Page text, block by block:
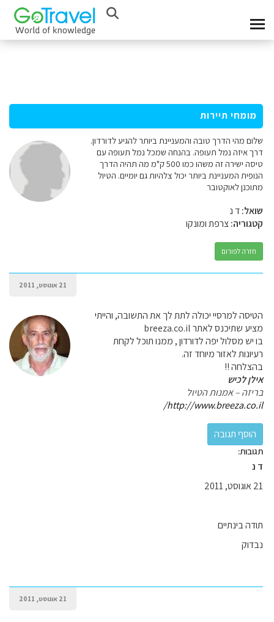
מומחי תיירות
שלום מהי הדרך טובה והמעניינת ביותר להגיע לדורדון.
דרך איזה נמל תעופה. בהנחה שמכל נמל תעופה עם
טיסה ישירה זה משהו כמו 500 ק"מ מה תהיה הדרך
הנופית המעניינת ביותר יכול צלהיות גם יומיים. הטיול
מתוכנן לאוקטובר
שואל:ד נ
קטגוריה:צרפת ומונקו
חזרה לפורום
21 אוגוסט, 2011
הטיסה למרסיי יכולה לתת לך את התשובה, והייתי
מציע שתיכנס לאתר breeza.co.il
בו יש מסלול יפה לדורדון , ממנו תוכל לקחת
רעיונות לאזור מיוחד זה.
בהצלחה !!
אילן לכיש
בריזה – אמנות הטיול
http://www.breeza.co.il/
תגובות:
ד נ
21 אוגוסט, 2011
תודה בינתיים
נבדוק
21 אוגוסט, 2011